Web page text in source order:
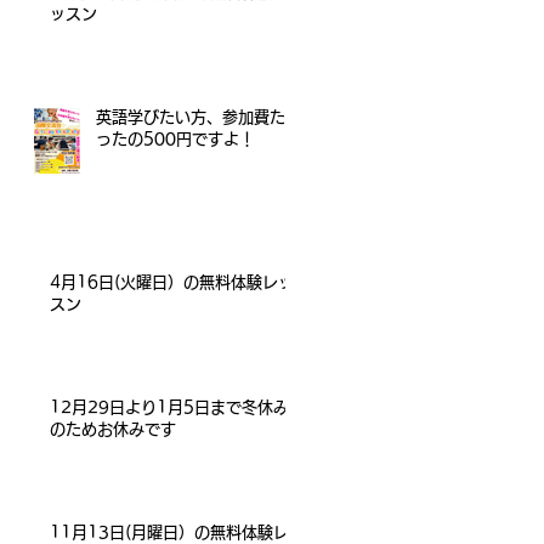
ッスン
英語学びたい方、参加費た
ったの500円ですよ！
4月16日(火曜日）の無料体験レッ
スン
12月29日より1月5日まで冬休み
のためお休みです
11月13日(月曜日）の無料体験レ